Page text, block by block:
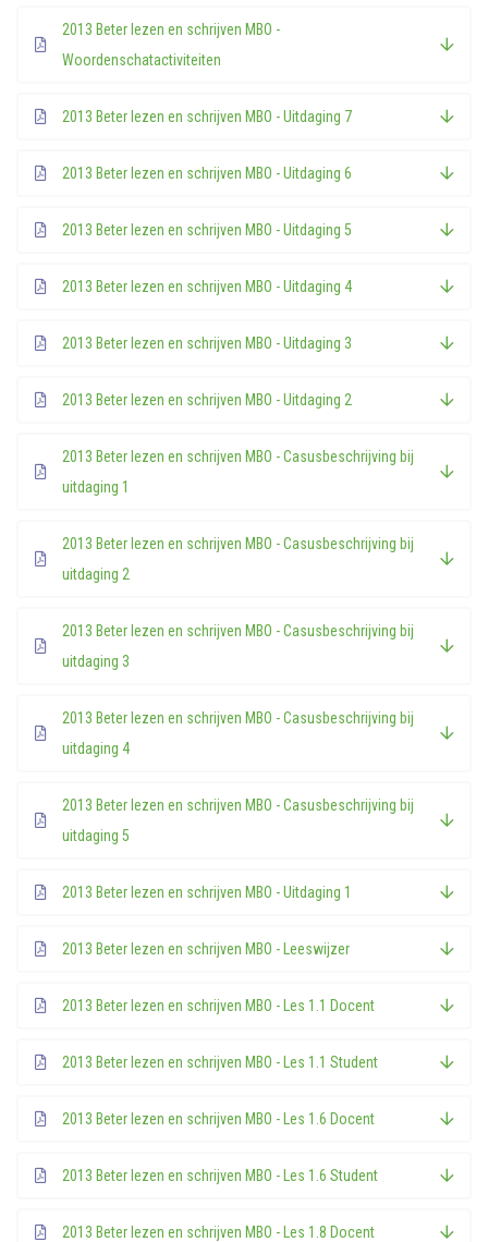
2013 Beter lezen en schrijven MBO -
Woordenschatactiviteiten
2013 Beter lezen en schrijven MBO - Uitdaging 7
2013 Beter lezen en schrijven MBO - Uitdaging 6
2013 Beter lezen en schrijven MBO - Uitdaging 5
2013 Beter lezen en schrijven MBO - Uitdaging 4
2013 Beter lezen en schrijven MBO - Uitdaging 3
2013 Beter lezen en schrijven MBO - Uitdaging 2
2013 Beter lezen en schrijven MBO - Casusbeschrijving bij
uitdaging 1
2013 Beter lezen en schrijven MBO - Casusbeschrijving bij
uitdaging 2
2013 Beter lezen en schrijven MBO - Casusbeschrijving bij
uitdaging 3
2013 Beter lezen en schrijven MBO - Casusbeschrijving bij
uitdaging 4
2013 Beter lezen en schrijven MBO - Casusbeschrijving bij
uitdaging 5
2013 Beter lezen en schrijven MBO - Uitdaging 1
2013 Beter lezen en schrijven MBO - Leeswijzer
2013 Beter lezen en schrijven MBO - Les 1.1 Docent
2013 Beter lezen en schrijven MBO - Les 1.1 Student
2013 Beter lezen en schrijven MBO - Les 1.6 Docent
2013 Beter lezen en schrijven MBO - Les 1.6 Student
2013 Beter lezen en schrijven MBO - Les 1.8 Docent